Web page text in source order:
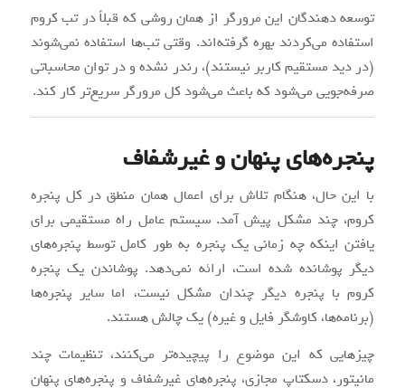
توسعه دهندگان این مرورگر از همان روشی که قبلاً در تب کروم
استفاده می‌کردند بهره گرفته‌اند. وقتی تب‌ها استفاده نمی‌شوند
‌(در دید مستقیم کاربر نیستند)، رندر نشده و در توان محاسباتی
صرفه‌جویی می‌شود که باعث می‌شود کل مرورگر سریع‌تر کار کند.
پنجره‌های پنهان و غیرشفاف
با این حال، هنگام تلاش برای اعمال همان منطق در کل پنجره
کروم، چند مشکل پیش آمد. سیستم عامل راه مستقیمی برای
یافتن اینکه چه زمانی یک پنجره به طور کامل توسط پنجره‌های
دیگر پوشانده شده است، ارائه نمی‌دهد. پوشاندن یک پنجره
کروم با پنجره دیگر چندان مشکل نیست، اما سایر پنجره‌ها
(برنامه‌ها، کاوشگر فایل و غیره) یک چالش هستند.
چیزهایی که این موضوع را پیچیده‌تر می‌کنند، تنظیمات چند
مانیتور، دسکتاپ مجازی، پنجره‌های غیرشفاف و پنجره‌های پنهان